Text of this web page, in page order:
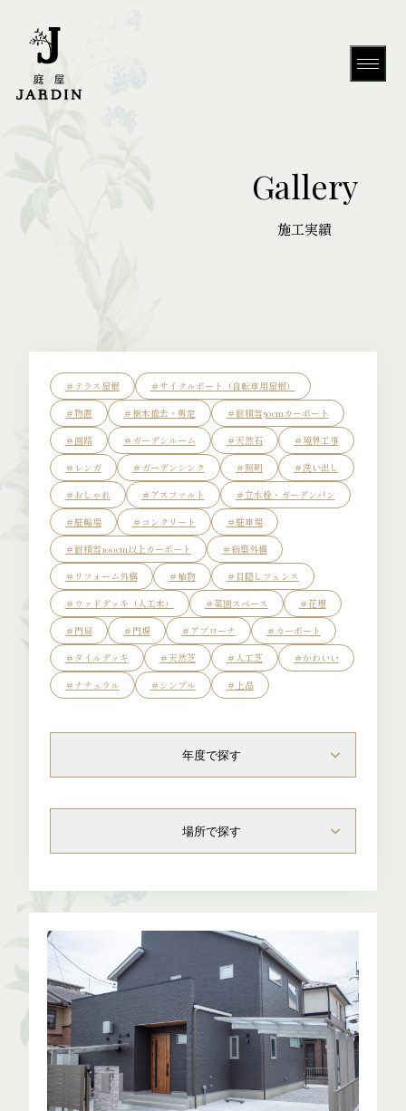
Gallery
＃テラス屋根 ＃サイクルポート（自転車用屋根）
＃物置 ＃樹木撤去・剪定 ＃耐積雪50cmカーポート
＃園路 ＃ガーデンルーム ＃天然石 ＃境界工事
＃レンガ ＃ガーデンシンク ＃照明 ＃洗い出し
＃おしゃれ ＃アスファルト ＃立水栓・ガーデンパン
＃駐輪場 ＃コンクリート ＃駐車場
＃耐積雪100cm以上カーポート ＃新築外構
＃リフォーム外構 ＃植物 ＃目隠しフェンス
＃ウッドデッキ（人工木） ＃菜園スペース ＃花壇
＃門扉 ＃門塀 ＃アプローチ ＃カーポート
＃タイルデッキ ＃天然芝 ＃人工芝 ＃かわいい
＃ナチュラル ＃シンプル ＃上品
年度で探す
場所で探す
HOME
About Us
Gallery
Flow
Blog
Access